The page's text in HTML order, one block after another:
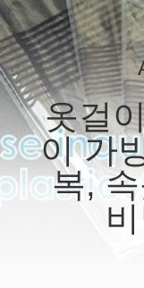
대
하
여
공
장
옷걸
이 가
복,